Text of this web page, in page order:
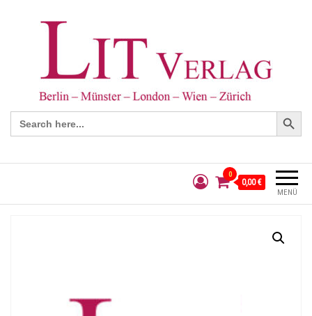
Search
for:
Search Button
MENÜ
0
0,00 €